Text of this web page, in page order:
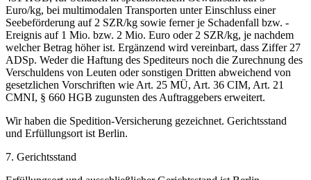
Euro/kg, bei multimodalen Transporten unter Einschluss einer
Seebeförderung auf 2 SZR/kg sowie ferner je Schadenfall bzw. -
Ereignis auf 1 Mio. bzw. 2 Mio. Euro oder 2 SZR/kg, je nachdem
welcher Betrag höher ist. Ergänzend wird vereinbart, dass Ziffer 27
ADSp. Weder die Haftung des Spediteurs noch die Zurechnung des
Verschuldens von Leuten oder sonstigen Dritten abweichend von
gesetzlichen Vorschriften wie Art. 25 MÜ, Art. 36 CIM, Art. 21
CMNI, § 660 HGB zugunsten des Auftraggebers erweitert.
Wir haben die Spedition-Versicherung gezeichnet. Gerichtsstand
und Erfüllungsort ist Berlin.
7. Gerichtsstand